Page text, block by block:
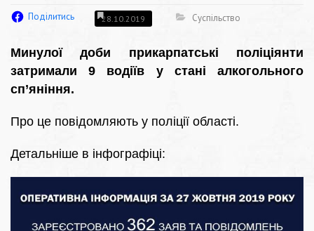
Поділитись 28.10.2019 Суспільство
Минулої доби прикарпатські поліціянти
затримали 9 водіїв у стані алкогольного
сп’яніння.
Про це повідомляють у поліції області.
Детальніше в інфографіці: